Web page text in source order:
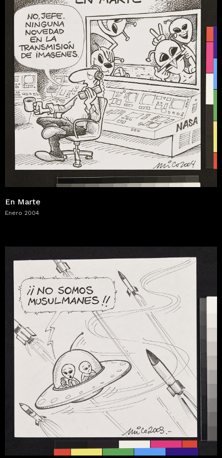
En Marte
Enero 2004